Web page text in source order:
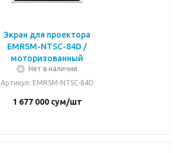
Экран для проектора
EMRSM-NTSC-84D /
моторизованный
Нет в наличии
Артикул: EMRSM-NTSC-84D
1 677 000сум/шт